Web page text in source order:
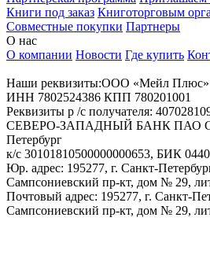
Книги под заказ Книготорговым
Совместные покупки Партнеры
О нас
О компании Новости Где купить
Наши реквизиты:ООО «Мейл Плюс»
ИНН 7802524386 КПП 780201001
Реквизиты р /с получателя:
СЕВЕРО-ЗАПАДНЫЙ БАНК ПАО
Петербург
к/с 30101810500000000653, БИК
Юр. адрес: 195277, г. Санкт-
Сампсониевский пр-кт, дом № 29,
Почтовый адрес: 195277, г. Санкт-
Сампсониевский пр-кт, дом № 29,